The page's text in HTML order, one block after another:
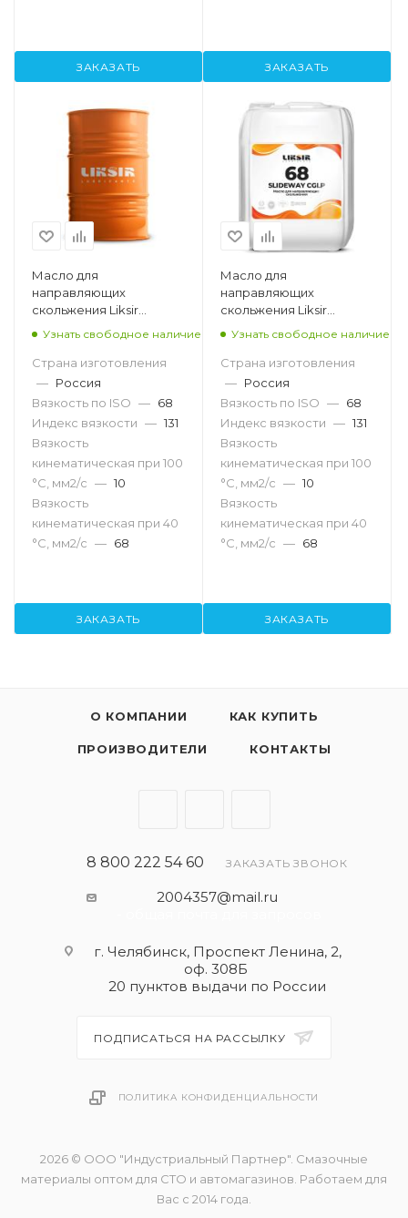
ЗАКАЗАТЬ ЗАКАЗАТЬ
Масло для
направляющих
скольжения Liksir
Slideway 68, 205л
Узнать свободное наличие
Страна изготовления
— Россия
Вязкость по ISO — 68
Индекс вязкости — 131
Вязкость
кинематическая при 100
°С, мм2/с — 10
Вязкость
кинематическая при 40
°С, мм2/с — 68
ЗАКАЗАТЬ
Масло для
направляющих
скольжения Liksir
Slideway 68, 20л
Узнать свободное наличие
Страна изготовления
— Россия
Вязкость по ISO — 68
Индекс вязкости — 131
Вязкость
кинематическая при 100
°С, мм2/с — 10
Вязкость
кинематическая при 40
°С, мм2/с — 68
ЗАКАЗАТЬ
О КОМПАНИИ КАК КУПИТЬ
ПРОИЗВОДИТЕЛИ КОНТАКТЫ
8 800 222 54 60 ЗАКАЗАТЬ ЗВОНОК
2004357@mail.ru
г. Челябинск, Проспект Ленина, 2,
оф. 308Б
20 пунктов выдачи по России
ПОДПИСАТЬСЯ НА РАССЫЛКУ
ПОЛИТИКА КОНФИДЕНЦИАЛЬНОСТИ
2026 © ООО "Индустриальный Партнер". Смазочные
материалы оптом для СТО и автомагазинов. Работаем для
Вас с 2014 года.